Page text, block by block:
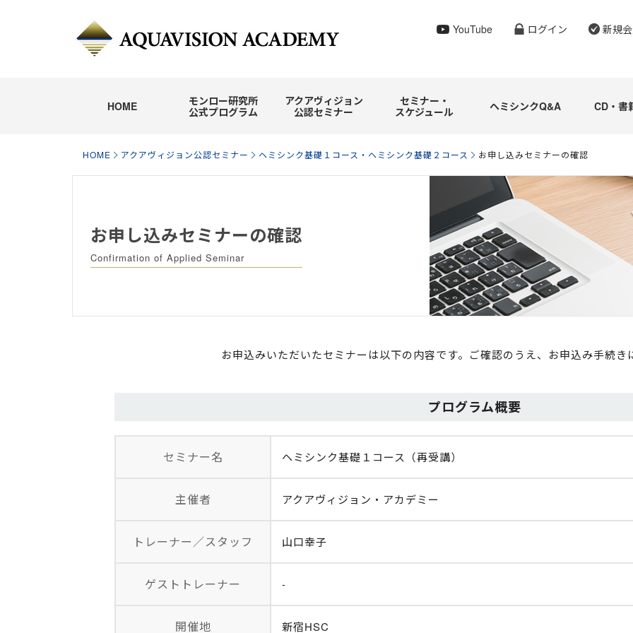
YouTube ログイン 新規
HOME
モンロー研究所
公式プログラム
アクアヴィジョン
公認セミナー
セミナー・
スケジュール
ヘミシンクQ&A CD・書
HOME アクアヴィジョン公認セミナー ヘミシンク基礎１コース・ヘミシンク基礎２コース お申し込みセミナーの確認
お申し込みセミナーの確認
Confirmation of Applied Seminar
お申込みいただいたセミナーは以下の内容です。ご確認のうえ、お申込み手続き
プログラム概要
セミナー名 ヘミシンク基礎１コース（再受講）
主催者 アクアヴィジョン・アカデミー
トレーナー／スタッフ 山口幸子
ゲストトレーナー -
開催地 新宿HSC